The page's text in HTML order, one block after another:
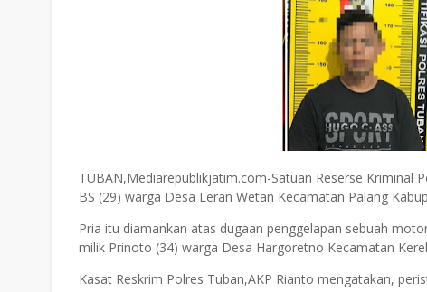
TUBAN,Mediarepublikjatim.com-Satuan Reserse Kriminal
BS (29) warga Desa Leran Wetan Kecamatan Palang
Pria itu diamankan atas dugaan penggelapan sebuah
milik Prinoto (34) warga Desa Hargoretno Kecamatan
Kasat Reskrim Polres Tuban,AKP Rianto mengatakan,